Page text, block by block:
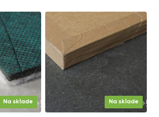
Na sklade Na sklade